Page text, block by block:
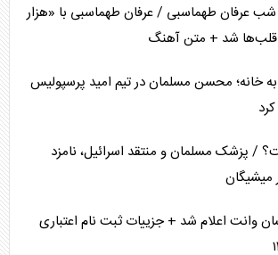
آمریکا در غرب آسیا
برای آمریکا
سنتکام علیه متحدان ایران
سلاح حماس
شب عرفان طهماسبی / عرفان طهماسبی با «هزار
شد + متن آهنگ
خانه؛ محسن مسلمان در تیم امید پرسپولیس
/ پزشک مسلمان و منتقد اسرائیل، نامزد
میشیگان
وانت اعلام شد + جزییات ثبت نام اعتباری